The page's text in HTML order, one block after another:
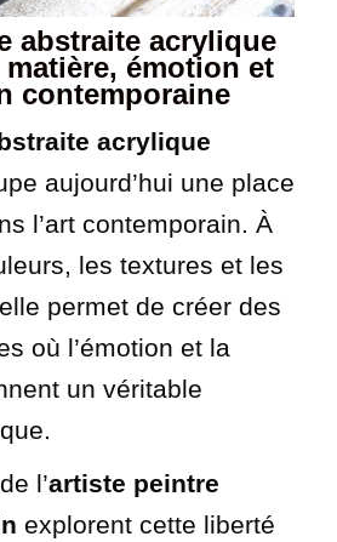
abstraite acrylique
émotion et
contemporaine
acrylique
aujourd’hui une place
l’art contemporain. À
les textures et les
permet de créer des
où l’émotion et la
un véritable
l’artiste peintre
explorent cette liberté